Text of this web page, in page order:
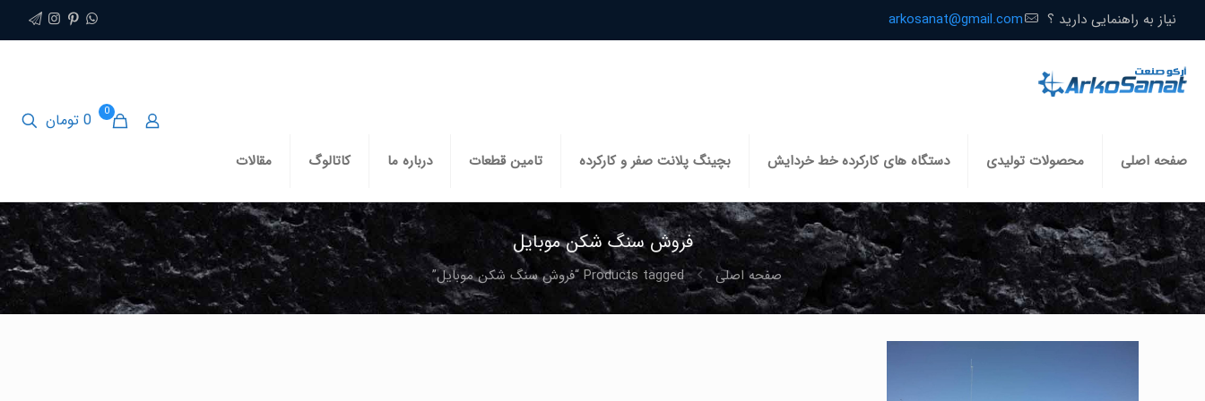
نیاز به راهنمایی دارید ؟ arkosanat@gmail.com
صفحه اصلی محصولات تولیدی دستگاه های کارکرده خط خردایش بچینگ پلانت صفر و کارکرده تامین قطعات درباره ما کاتالوگ مقالات
0 0 تومان
فروش سنگ شکن موبایل
صفحه اصلی Products tagged “فروش سنگ شکن موبایل”